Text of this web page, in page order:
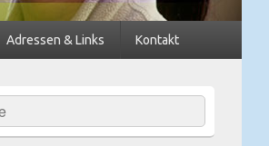
Diepholz
Adressen & Links Kontakt